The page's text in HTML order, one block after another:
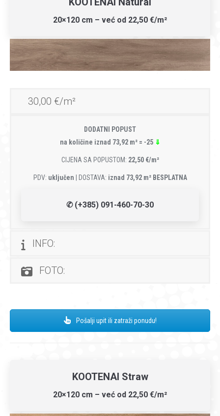
20×120 cm – već od 22,50 €/m²
30,00 €/m²
DODATNI POPUST
na količine iznad 73,92 m² = -25 ⇓
CIJENA SA POPUSTOM: 22,50 €/m²
PDV: uključen | DOSTAVA: iznad 73,92 m² BESPLATNA
✆ (+385) 091-460-70-30
INFO:
FOTO:
Pošalji upit ili zatraži ponudu!
KOOTENAI Straw
20×120 cm – već od 22,50 €/m²